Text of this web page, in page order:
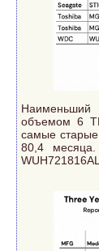
Наименьший
объемом 6
самые
80,4